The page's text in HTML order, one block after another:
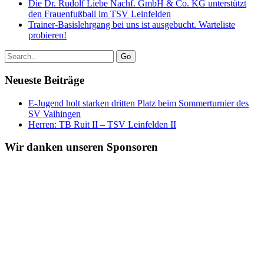
Die Dr. Rudolf Liebe Nachf. GmbH & Co. KG unterstützt
den Frauenfußball im TSV Leinfelden
Trainer-Basislehrgang bei uns ist ausgebucht. Warteliste
probieren!
Go
Neueste Beiträge
E-Jugend holt starken dritten Platz beim Sommerturnier des
SV Vaihingen
Herren: TB Ruit II – TSV Leinfelden II
Wir danken unseren Sponsoren